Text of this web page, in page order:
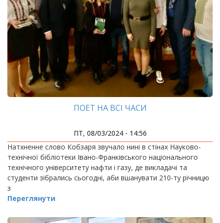
ПОЕТ НА ВСІ ЧАСИ
ПТ, 08/03/2024 - 14:56
Натхненне слово Кобзаря звучало нині в стінах Науково-
технічної бібліотеки Івано-Франківського національного
технічного університету нафти і газу, де викладачі та
студенти зібрались сьогодні, аби вшанувати 210-ту річницю
з
Переглянути